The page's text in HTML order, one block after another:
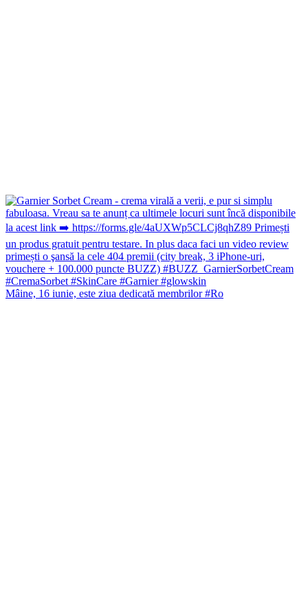
Mâine, 16 iunie, este ziua dedicată membrilor #Ro